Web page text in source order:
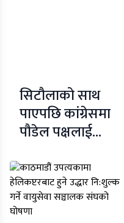
सिटौलाको साथ
पाएपछि कांग्रेसमा
पौडेल पक्षलाई